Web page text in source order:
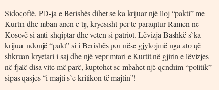
Sidoqoftë, PD-ja e Berishës dihet se ka krijuar një lloj “pakti” me
Kurtin dhe mban anën e tij, kryesisht për të paraqitur Ramën në
Kosovë si anti-shqiptar dhe veten si patriot. Lëvizja Bashkë s`ka
krijuar ndonjë “pakt” si i Berishës por nëse gjykojmë nga ato që
shkruan kryetari i saj dhe një veprimtari e Kurtit në gjirin e lëvizjes
në fjalë disa vite më parë, kuptohet se mbahet një qendrim “politik”
sipas qasjes “i majti s`e kritikon të majtin”!